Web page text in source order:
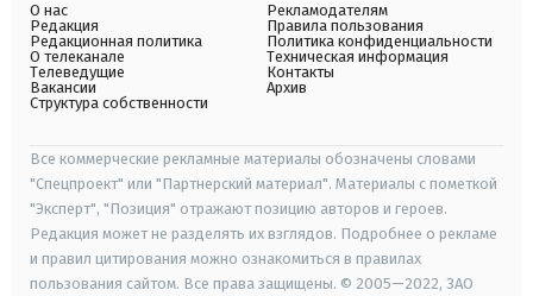
О нас
Редакция
Редакционная политика
О телеканале
Телеведущие
Вакансии
Структура собственности
Рекламодателям
Правила пользования
Политика конфиденциальности
Техническая информация
Контакты
Архив
Все коммерческие рекламные материалы обозначены словами
"Спецпроект" или "Партнерский материал". Материалы с пометкой
"Эксперт", "Позиция" отражают позицию авторов и героев.
Редакция может не разделять их взглядов. Подробнее о рекламе
и правил цитирования можно ознакомиться в правилах
пользования сайтом. Все права защищены. © 2005—2022, ЗАО